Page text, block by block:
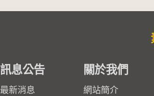
訊息公告
最新消息
關於我們
網站簡介